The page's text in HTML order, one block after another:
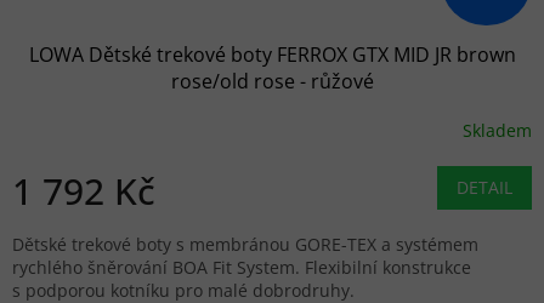
LOWA Dětské trekové boty FERROX GTX MID JR brown
rose/old rose - růžové
Skladem
1 792 Kč DETAIL
Dětské trekové boty s membránou GORE-TEX a systémem
rychlého šněrování BOA Fit System. Flexibilní konstrukce
s podporou kotníku pro malé dobrodruhy.